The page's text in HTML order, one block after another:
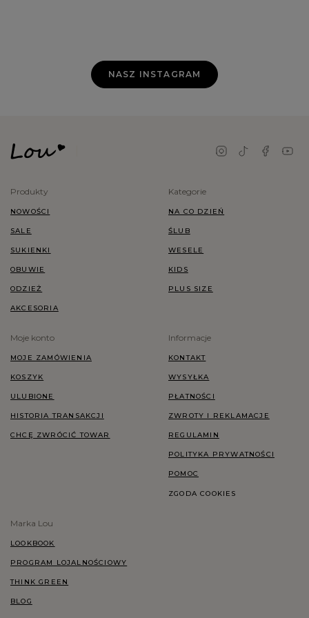
NASZ INSTAGRAM
Produkty
NOWOŚCI
SALE
SUKIENKI
OBUWIE
ODZIEŻ
AKCESORIA
Kategorie
NA CO DZIEŃ
ŚLUB
WESELE
KIDS
PLUS SIZE
Moje konto
MOJE ZAMÓWIENIA
KOSZYK
ULUBIONE
HISTORIA TRANSAKCJI
CHCĘ ZWRÓCIĆ TOWAR
Informacje
KONTAKT
WYSYŁKA
PŁATNOŚCI
ZWROTY I REKLAMACJE
REGULAMIN
POLITYKA PRYWATNOŚCI
POMOC
ZGODA COOKIES
Marka Lou
LOOKBOOK
PROGRAM LOJALNOŚCIOWY
THINK GREEN
BLOG